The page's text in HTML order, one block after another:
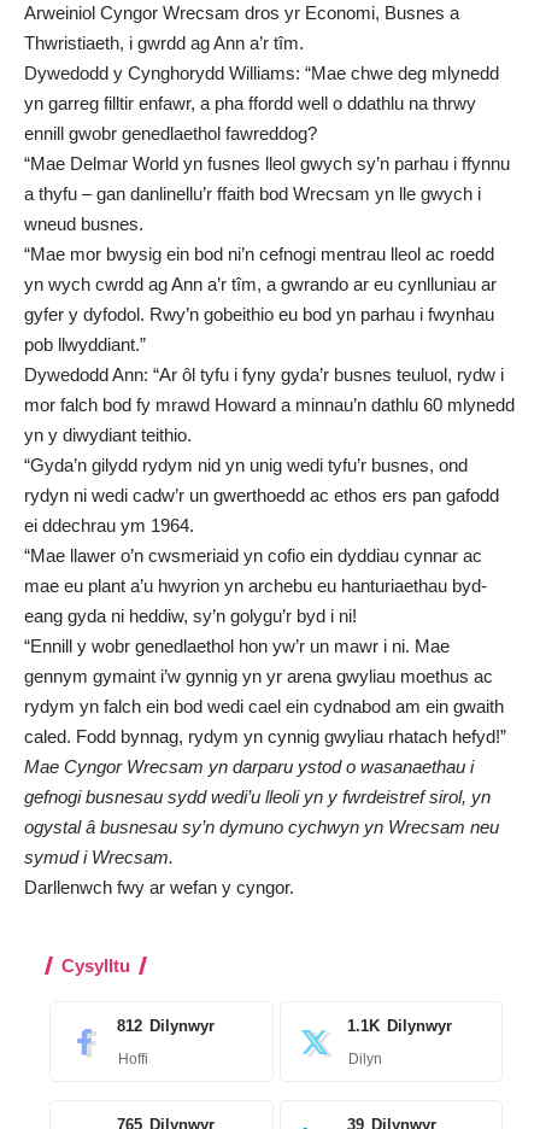
Arweiniol Cyngor Wrecsam dros yr Economi, Busnes a
Thwristiaeth, i gwrdd ag Ann a’r tîm.
Dywedodd y Cynghorydd Williams: “Mae chwe deg mlynedd
yn garreg filltir enfawr, a pha ffordd well o ddathlu na thrwy
ennill gwobr genedlaethol fawreddog?
“Mae Delmar World yn fusnes lleol gwych sy’n parhau i ffynnu
a thyfu – gan danlinellu’r ffaith bod Wrecsam yn lle gwych i
wneud busnes.
“Mae mor bwysig ein bod ni’n cefnogi mentrau lleol ac roedd
yn wych cwrdd ag Ann a’r tîm, a gwrando ar eu cynlluniau ar
gyfer y dyfodol. Rwy’n gobeithio eu bod yn parhau i fwynhau
pob llwyddiant.”
Dywedodd Ann: “Ar ôl tyfu i fyny gyda’r busnes teuluol, rydw i
mor falch bod fy mrawd Howard a minnau’n dathlu 60 mlynedd
yn y diwydiant teithio.
“Gyda’n gilydd rydym nid yn unig wedi tyfu’r busnes, ond
rydyn ni wedi cadw’r un gwerthoedd ac ethos ers pan gafodd
ei ddechrau ym 1964.
“Mae llawer o’n cwsmeriaid yn cofio ein dyddiau cynnar ac
mae eu plant a’u hwyrion yn archebu eu hanturiaethau byd-
eang gyda ni heddiw, sy’n golygu’r byd i ni!
“Ennill y wobr genedlaethol hon yw’r un mawr i ni. Mae
gennym gymaint i’w gynnig yn yr arena gwyliau moethus ac
rydym yn falch ein bod wedi cael ein cydnabod am ein gwaith
caled. Fodd bynnag, rydym yn cynnig gwyliau rhatach hefyd!”
Mae Cyngor Wrecsam yn darparu ystod o wasanaethau i
gefnogi busnesau sydd wedi’u lleoli yn y fwrdeistref sirol, yn
ogystal â busnesau sy’n dymuno cychwyn yn Wrecsam neu
symud i Wrecsam.
Darllenwch fwy ar wefan y cyngor.
Cysylltu
812 Dilynwyr
Hoffi
1.1K Dilynwyr
Dilyn